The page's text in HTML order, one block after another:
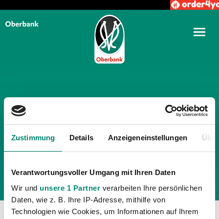
Zustimmung Details Anzeigeneinstellungen
Verantwortungsvoller Umgang mit Ihren Daten
Wir und unsere 1 Partner verarbeiten Ihre persönlichen
Daten, wie z. B. Ihre IP-Adresse, mithilfe von
Technologien wie Cookies, um Informationen auf Ihrem
TÄGLICHE ARCHIVE:
20.
DEZEMBER 2014